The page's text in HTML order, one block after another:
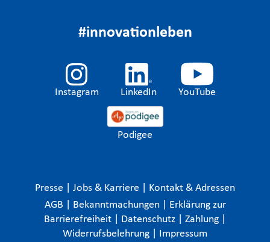
#innovationleben
Instagram LinkedIn YouTube
Podigee
Presse Jobs & Karriere
Kontakt & Adressen
AGB
Bekanntmachungen
Erklärung zur
Barrierefreiheit
Datenschutz Zahlung
Widerrufsbelehrung
Impressum